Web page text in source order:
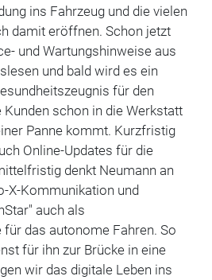
ins Fahrzeug und die vielen
damit eröffnen. Schon jetzt
und Wartungshinweise aus
und bald wird es ein
für den
Kunden schon in die Werkstatt
Panne kommt. Kurzfristig
Online-Updates für die
denkt Neumann an
X-Kommunikation und
auch als
das autonome Fahren. So
für ihn zur Brücke in eine
wir das digitale Leben ins